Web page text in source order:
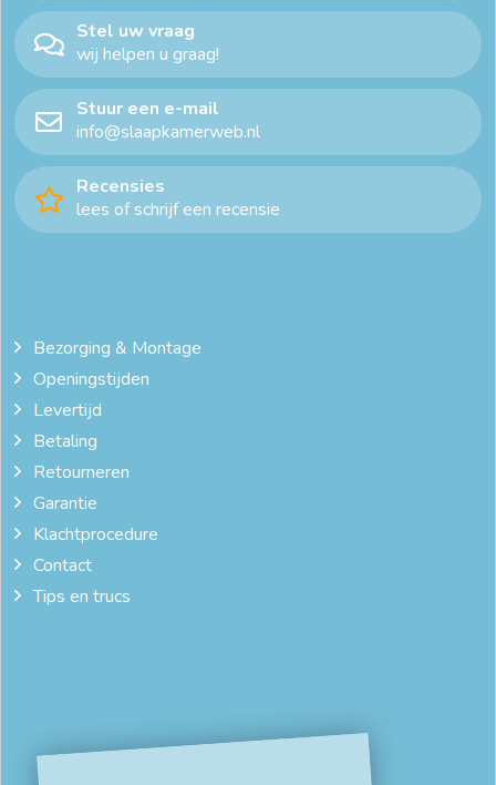
Stel uw vraag
wij helpen u graag!
Stuur een e-mail
info@slaapkamerweb.nl
Recensies
lees of schrijf een recensie
Bezorging & Montage
Openingstijden
Levertijd
Betaling
Retourneren
Garantie
Klachtprocedure
Contact
Tips en trucs